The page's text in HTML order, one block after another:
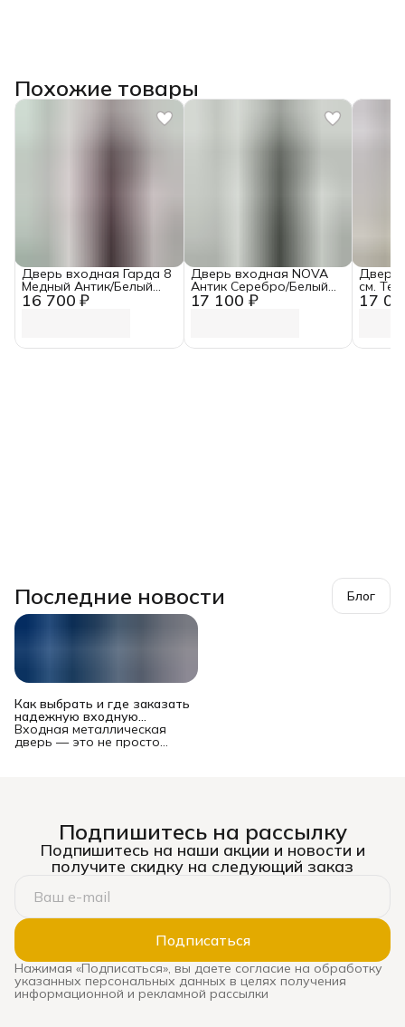
Похожие товары
16 700 ₽
Дверь входная Гарда 8
Медный Антик/Белый
ясень (960 мм, Правая) 17 100 ₽
Дверь входная NOVA
Антик Серебро/Белый
Ясень (960 мм, Правая) 17
Дверь
см.
Последние новости Блог
Как выбрать и где заказать
надежную входную
металлическую дверь в
Новосибирске?
Входная металлическая
дверь — это не просто
имущества и жильцов,
уровень шума, теплопотери
и даже эстетическое
восприятие жилья. Рынок
— от бюджетных до
премиальных, и выбор
может стать настоящим
испытанием. Ошибка
оборачивается
сквозняками, звоном при
каждом закрытии, риском
взлома и необходимостью
дорогой замены. В этом
Подпишитесь на рассылку
Подпишитесь на наши акции и новости и
получите скидку на следующий заказ
Подписаться
Нажимая «Подписаться», вы даете согласие на обработку
указанных персональных данных в целях получения
информационной и рекламной рассылки